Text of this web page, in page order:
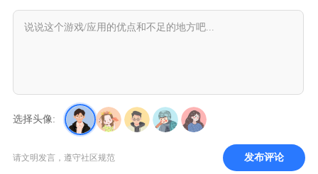
选择头像:
请文明发言，遵守社区规范 发布评论